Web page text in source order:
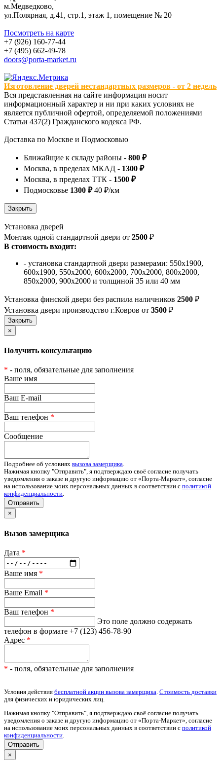
м.Медведково,
ул.Полярная, д.41, стр.1, этаж 1, помещение № 20
Посмотреть на карте
+7 (926) 160-77-44
+7 (495) 662-49-78
doors@porta-market.ru
Изготовление дверей нестандартных размеров - от 2 недель
Вся представленная на сайте информация носит
информационный характер и ни при каких условиях не
является публичной офертой, определяемой положениями
Статьи 437(2) Гражданского кодекса РФ.
Доставка по Москве и Подмосковью
Ближайщие к складу районы - 800 ₽
Москва, в пределах МКАД - 1300 ₽
Москва, в пределах ТТК - 1500 ₽
Подмосковье 1300 ₽40 ₽/км
Установка дверей
Монтаж одной стандартной двери от 2500 ₽
В стоимость входит:
- установка стандартной двери размерами: 550х1900,
600х1900, 550х2000, 600х2000, 700х2000, 800х2000,
850х2000, 900х2000 и толщиной 35 или 40 мм
Установка финской двери без распила наличников 2500 ₽
Установка двери производство г.Ковров от 3500 ₽
×
Получить консультацию
* - поля, обязательные для заполнения
Ваше имя
Ваш E-mail
Ваш телефон *
Сообщение
Подробнее об условиях вызова замерщика.
Нажимая кнопку "Отправить", я подтверждаю своё согласие получать
уведомления о заказе и другую информацию от «Порта-Маркет», согласие
на использование моих персональных данных в соответствии с политикой
конфиденциальности.
Отправить
×
Вызов замерщика
Дата *
Ваше имя *
Ваше Email *
Ваш телефон *
Это поле должно содержать
телефон в формате +7 (123) 456-78-90
Адрес *
* - поля, обязательные для заполнения
Условия действия бесплатной акции вызова замерщика Стоимость доставки
для физических и юридических лиц.
Нажимая кнопку "Отправить", я подтверждаю своё согласие получать
уведомления о заказе и другую информацию от «Порта-Маркет», согласие
на использование моих персональных данных в соответствии с политикой
конфиденциальности
×